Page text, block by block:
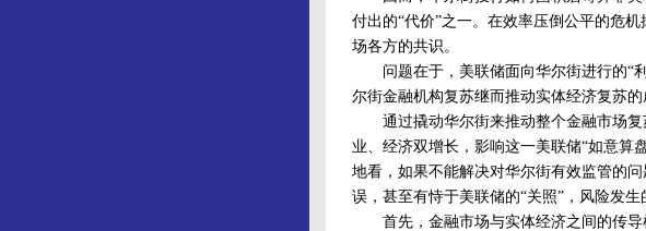
付出的“代价”之一。在效率压倒公平的危
场各方的共识。
问题在于，美联储面向华尔街进行的“利
尔街金融机构复苏继而推动实体经济复苏
通过撬动华尔街来推动整个金融市场复
业、经济双增长，影响这一美联储“如意算
地看，如果不能解决对华尔街有效监管的
误，甚至有恃于美联储的“关照”，风险发生
首先，金融市场与实体经济之间的传导